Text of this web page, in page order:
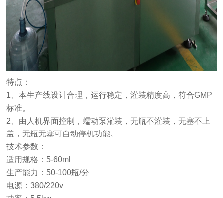
特点：
1、本生产线设计合理，运行稳定，灌装精度高，符合GMP
标准。
2、由人机界面控制，蠕动泵灌装，无瓶不灌装，无塞不上
盖，无瓶无塞可自动停机功能。
技术参数：
适用规格：5-60ml
生产能力：50-100瓶/分
电源：380/220v